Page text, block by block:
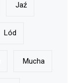
Jaź
Lód
Mucha